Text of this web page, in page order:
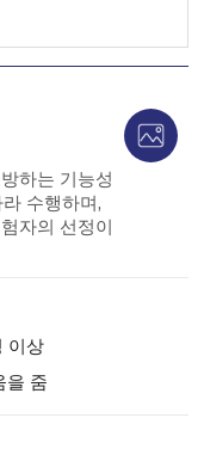
하는 기능성
수행하며,
자의 선정이
이상
을 줌